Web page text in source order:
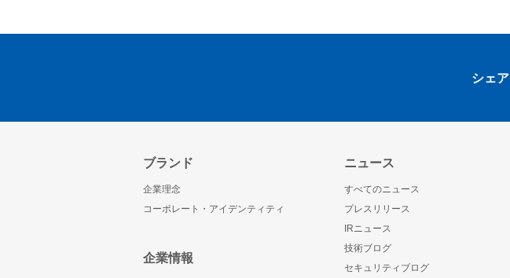
シェア
ブランド
企業理念
コーポレート・アイデンティティ
企業情報
ニュース
すべてのニュース
プレスリリース
IRニュース
技術ブログ
セキュリティブログ